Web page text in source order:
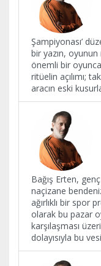
Şampiyonası’
bir yazın,
önemli bir
ritüelin açılımı;
aracın eski
Bağış Erten,
naçizane
ağırlıklı bir spor
olarak bu pazar
karşılaşması
dolayısıyla bu